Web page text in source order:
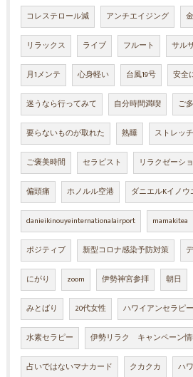
コレステロール減 アンチエイジング
リラックス ライブ フルート サル
月1メンテ 心身軽い 台風19号 安全
迷うなら行ってみて 自分時間満喫 ご
要らないものが取れた 熟睡 ストレッチ
ご褒美時間 セラピスト リラクゼーシ
偏頭痛 ホノルル空港 ダニエルKイノ
danieikinouyeinternationalairport mamakitea
ポジティブ 新型コロナ感染予防対策
にがり zoom 伊勢神宮参拝 朝日
みとばり 20代女性 ハワイアンセラピー
水素セラピー 伊勢リラク キャンペーン
占いではないマナカード クカクカ ハ